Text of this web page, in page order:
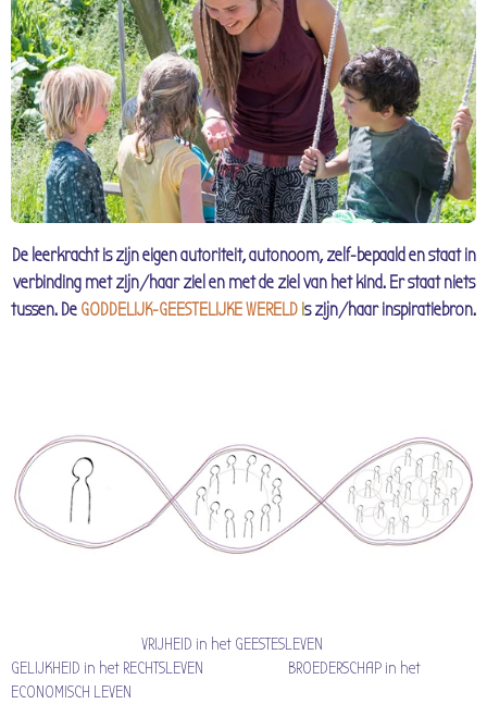
De leerkracht is zijn eigen autoriteit, autonoom, zelf-bepaald en staat in
verbinding met zijn/haar ziel en met de ziel van het kind. Er staat niets
tussen. De GODDELIJK-GEESTELIJKE WERELD is zijn/haar inspiratiebron.
VRIJHEID in het GEESTESLEVEN
GELIJKHEID in het RECHTSLEVEN BROEDERSCHAP in het
ECONOMISCH LEVEN